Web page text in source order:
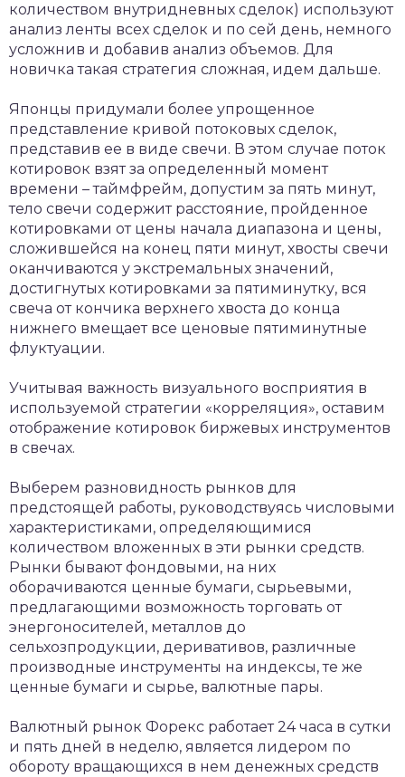
количеством внутридневных сделок) используют
анализ ленты всех сделок и по сей день, немного
усложнив и добавив анализ объемов. Для
новичка такая стратегия сложная, идем дальше.
Японцы придумали более упрощенное
представление кривой потоковых сделок,
представив ее в виде свечи. В этом случае поток
котировок взят за определенный момент
времени – таймфрейм, допустим за пять минут,
тело свечи содержит расстояние, пройденное
котировками от цены начала диапазона и цены,
сложившейся на конец пяти минут, хвосты свечи
оканчиваются у экстремальных значений,
достигнутых котировками за пятиминутку, вся
свеча от кончика верхнего хвоста до конца
нижнего вмещает все ценовые пятиминутные
флуктуации.
Учитывая важность визуального восприятия в
используемой стратегии «корреляция», оставим
отображение котировок биржевых инструментов
в свечах.
Выберем разновидность рынков для
предстоящей работы, руководствуясь числовыми
характеристиками, определяющимися
количеством вложенных в эти рынки средств.
Рынки бывают фондовыми, на них
оборачиваются ценные бумаги, сырьевыми,
предлагающими возможность торговать от
энергоносителей, металлов до
сельхозпродукции, деривативов, различные
производные инструменты на индексы, те же
ценные бумаги и сырье, валютные пары.
Валютный рынок Форекс работает 24 часа в сутки
и пять дней в неделю, является лидером по
обороту вращающихся в нем денежных средств